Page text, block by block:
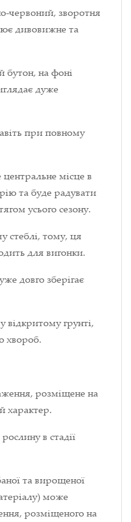
червоний, зворотня
дивовижне та
бутон, на фоні
дуже
при повному
місце в
та буде радувати
усього сезону.
стеблі, тому, ця
для вигонки.
довго зберігає
відкритому грунті,
хвороб.
розміщене на
характер.
в стадії
та вирощеної
може
розміщеного на